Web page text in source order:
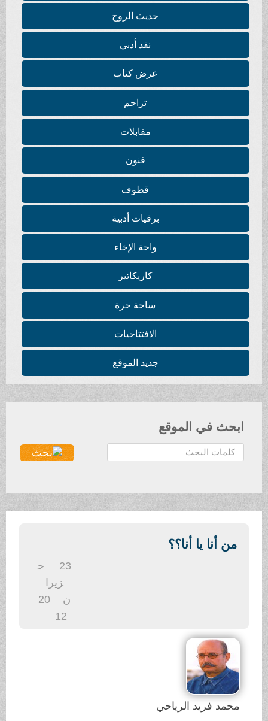
حديث الروح
نقد أدبي
عرض كتاب
تراجم
مقابلات
فنون
قطوف
برقيات أدبية
واحة الإخاء
كاريكاتير
ساحة حرة
الافتتاحيات
جديد الموقع
ابحث في الموقع
ح
ث
من أنا يا أنا؟؟
زيرا
محمد فريد الرياحي